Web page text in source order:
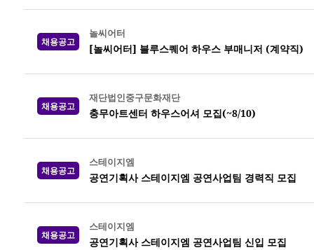
채용공고
놀씨어터
[놀씨어터] 블루스퀘어 하우스 부매니저 (계약직)
채용공고
재단법인중구문화재단
충무아트센터 하우스어셔 모집(~8/10)
채용공고
스테이지엠
공연기획사 스테이지엠 공연사업팀 경력직 모집
채용공고
스테이지엠
공연기획사 스테이지엠 공연사업팀 신입 모집